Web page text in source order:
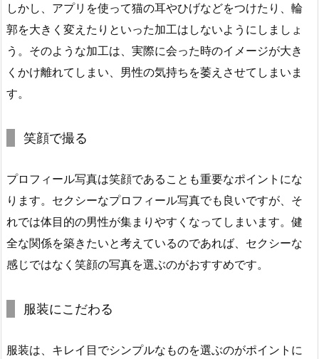
しかし、アプリを使って猫の耳やひげなどをつけたり、輪
郭を大きく変えたりといった加工はしないようにしましょ
う。そのような加工は、実際に会った時のイメージが大き
くかけ離れてしまい、男性の気持ちを萎えさせてしまいま
す。
笑顔で撮る
プロフィール写真は笑顔であることも重要なポイントにな
ります。セクシーなプロフィール写真でも良いですが、そ
れでは体目的の男性が集まりやすくなってしまいます。健
全な関係を築きたいと考えているのであれば、セクシーな
感じではなく笑顔の写真を選ぶのがおすすめです。
服装にこだわる
服装は、キレイ目でシンプルなものを選ぶのがポイントに